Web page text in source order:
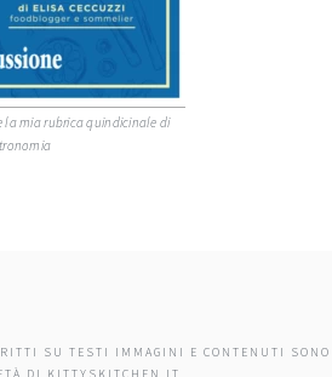
la mia rubrica quindicinale di
SU TESTI IMMAGINI E CONTENUTI SONO